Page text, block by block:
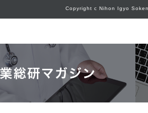
Copyright c Nihon Igyo